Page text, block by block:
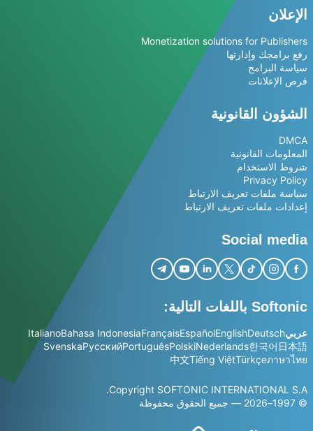
الإعلان
Monetization solutions for Publishers
رفع برامجك وإدارتها
سياسة البرامج
فرص الإعلانات
الشؤون القانونية
DMCA
المعلومات القانونية
شروط الاستخدام
Privacy Policy
سياسة ملفات تعريف الارتباط
إعدادات ملفات تعريف الارتباط
Social media
Softonic باللغات التالية:
عربيDeutsch
English
Español
Français
Bahasa Indonesia
Italiano
日本語
한국어
Nederlands
Polski
Português
Русский
Svenska
ภาษาไทย
Türkçe
Tiếng Việt
中文
Copyright SOFTONIC INTERNATIONAL S.A.
© 1997–2026 — جميع الحقوق محفوظة